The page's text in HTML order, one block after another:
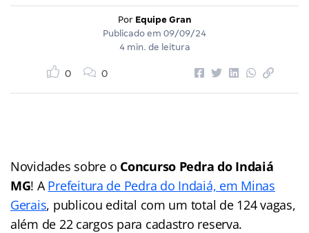
Por Equipe Gran
Publicado em 09/09/24
4 min. de leitura
0 0
Novidades sobre o Concurso Pedra do Indaiá
MG! APrefeitura de Pedra do Indaiá, em Minas
Gerais, publicou edital com um total de 124 vagas,
além de 22 cargos para cadastro reserva.